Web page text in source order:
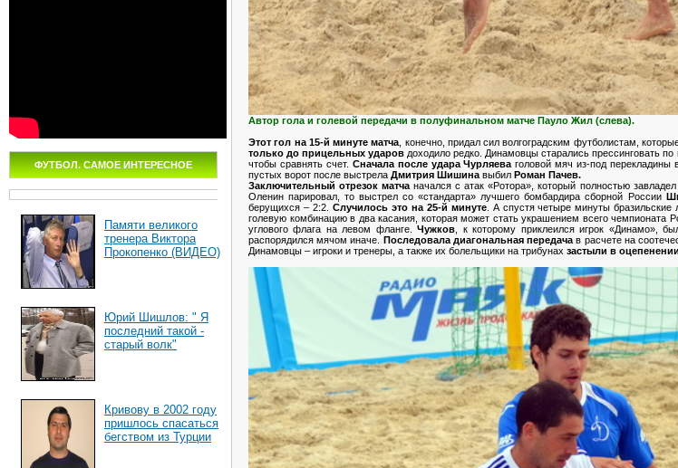
ФУТБОЛ. САМОЕ ИНТЕРЕСНОЕ
Памяти великого
тренера Виктора
Прокопенко (ВИДЕО)
Юрий Шишлов: " Я
последний такой -
старый волк"
Кривову в 2002 году
пришлось спасаться
бегством из Турции
Автор гола и голевой передачи в полуфинальном матче Пауло Жил (слева).
Этот гол на 15-й минуте матча , конечно, придал сил волгоградским футболистам,
только до прицельных ударов доходило редко. Динамовцы старались прессинговать
чтобы сравнять счет. Сначала после удара Чурляева головой мяч из-под перекладины
пустых ворот после выстрела Дмитрия Шишина выбил Роман Пачев.
Заключительный отрезок матча начался с атак «Ротора», который полностью
Оленин парировал, то выстрел со «стандарта» лучшего бомбардира сборной России
берущихся – 2:2. Случилось это на 25-й минуте. А спустя четыре минуты бразильские
голевую комбинацию в два касания, которая может стать украшением всего чемпионата
углового флага на левом фланге.Чужков , к которому приклеился игрок «Динамо»,
распорядился мячом иначе. Последовала диагональная передача в расчете на
Динамовцы – игроки и тренеры, а также их болельщики на трибунах застыли в